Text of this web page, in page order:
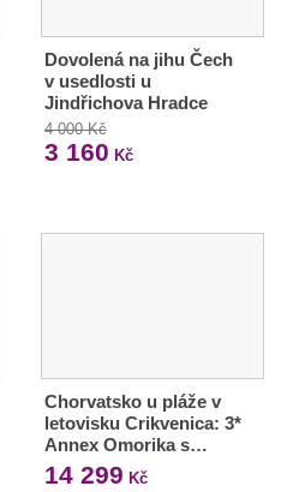
Dovolená na jihu Čech
v usedlosti u
Jindřichova Hradce
4 000 Kč
3 160 Kč
Chorvatsko u pláže v
letovisku Crikvenica: 3*
Annex Omorika s…
14 299 Kč